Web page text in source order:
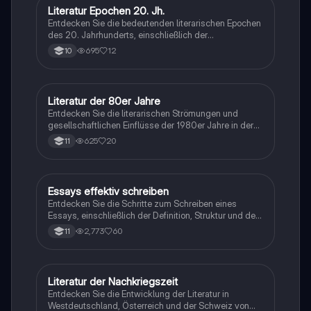
einer männerdominierten Welt. Die Analyse bietet
Einblicke in die Struktur, die wiederkehrenden Motive
und die emotionalen Konflikte des lyrischen Ichs.
Ideal für Studierende, die sich mit moderner Lyrik und
feministischer Literatur auseinandersetzen möchten.
Deutsch
Literatur Epochen 20. Jh.
Entdecken Sie die bedeutenden literarischen Epochen
des 20. Jahrhunderts, einschließlich der
Nachkriegsliteratur, der DDR- und BRD-Literatur
sowie der Postmoderne und der Neuen Subjektivität.
gesellschaftlichen Wandel und die individuelle
Identität reflektieren. Ideal für Studierende der
Literaturwissenschaft.
10 695 12
Deutsch
Literatur der 80er Jahre
Entdecken Sie die literarischen Strömungen und
gesellschaftlichen Einflüsse der 1980er Jahre in der
BRD und DDR. Diese Zusammenfassung behandelt
die Neue Subjektivität, Popliteratur und postmoderne
Literaturwissenschaft.
11 625 20
Deutsch
Essays effektiv schreiben
Entdecken Sie die Schritte zum Schreiben eines
Essays, einschließlich der Definition, Struktur und der
Erstellung von Dossiers und Abstracts. Erfahren Sie,
wie Sie Ihre Gedanken klar und überzeugend
Schreibfähigkeiten verbessern möchten.
11 2,773 60
Deutsch
Literatur der Nachkriegszeit
Entdecken Sie die Entwicklung der Literatur in
Westdeutschland, Österreich und der Schweiz von